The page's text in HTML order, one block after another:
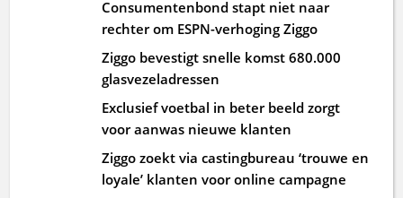
Consumentenbond stapt niet naar
rechter om ESPN-verhoging Ziggo
Ziggo bevestigt snelle komst 680.000
glasvezeladressen
Exclusief voetbal in beter beeld zorgt
voor aanwas nieuwe klanten
Ziggo zoekt via castingbureau ‘trouwe en
loyale’ klanten voor online campagne